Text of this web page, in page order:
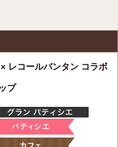
レコールバンタン コラボ
プ